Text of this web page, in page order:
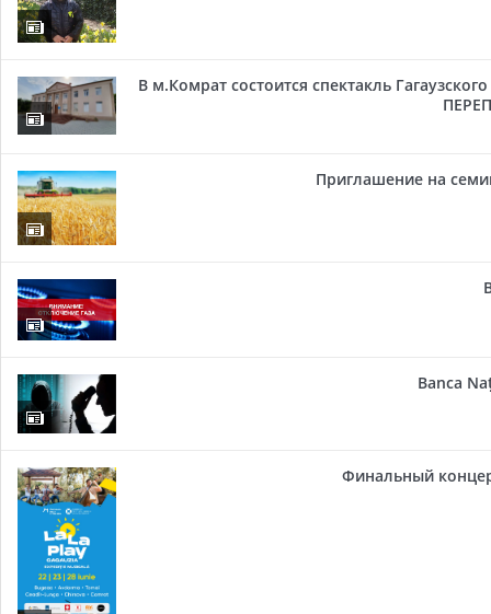
В м.Комрат состоится спектакль
Приглашение на
Banca
Финальный